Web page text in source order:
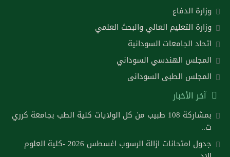
وزارة الدفاع
وزارة التعليم العالي والبحث العلمي
اتحاد الجامعات السودانية
المجلس الهندسي السوداني
المجلس الطبى السودانى
آخر الأخبار
بمشاركة 108 طبيب من كل الولايات كلية الطب بجامعة كرري
ت..
جدول امتحانات ازالة الرسوب اغسطس 2026 -كلية العلوم